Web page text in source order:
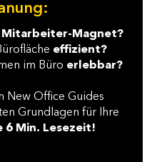
Mitarbeiter-Magnet?
effizient?
im Büro erlebbar?
New Office Guides
Grundlagen für Ihre
6 Min. Lesezeit!